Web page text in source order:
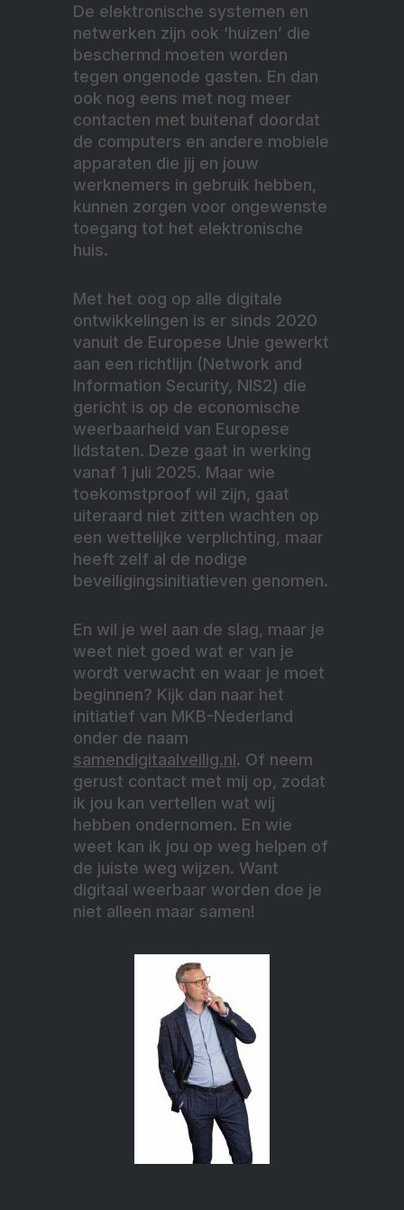
De elektronische systemen en
netwerken zijn ook ‘huizen’ die
beschermd moeten worden
tegen ongenode gasten. En dan
ook nog eens met nog meer
contacten met buitenaf doordat
de computers en andere mobiele
apparaten die jij en jouw
werknemers in gebruik hebben,
kunnen zorgen voor ongewenste
toegang tot het elektronische
huis.
Met het oog op alle digitale
ontwikkelingen is er sinds 2020
vanuit de Europese Unie gewerkt
aan een richtlijn (Network and
Information Security, NIS2) die
gericht is op de economische
weerbaarheid van Europese
lidstaten. Deze gaat in werking
vanaf 1 juli 2025. Maar wie
toekomstproof wil zijn, gaat
uiteraard niet zitten wachten op
een wettelijke verplichting, maar
heeft zelf al de nodige
beveiligingsinitiatieven genomen.
En wil je wel aan de slag, maar je
weet niet goed wat er van je
wordt verwacht en waar je moet
beginnen? Kijk dan naar het
initiatief van MKB-Nederland
onder de naam
samendigitaalveilig.nl. Of neem
gerust contact met mij op, zodat
ik jou kan vertellen wat wij
hebben ondernomen. En wie
weet kan ik jou op weg helpen of
de juiste weg wijzen. Want
digitaal weerbaar worden doe je
niet alleen maar samen!